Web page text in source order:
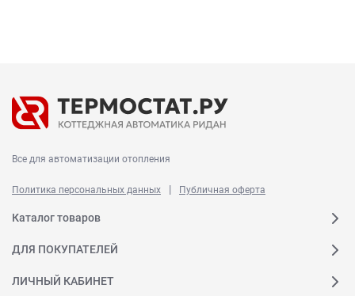
Все для автоматизации отопления
Политика персональных данных | Публичная оферта
Каталог товаров
ДЛЯ ПОКУПАТЕЛЕЙ
ЛИЧНЫЙ КАБИНЕТ